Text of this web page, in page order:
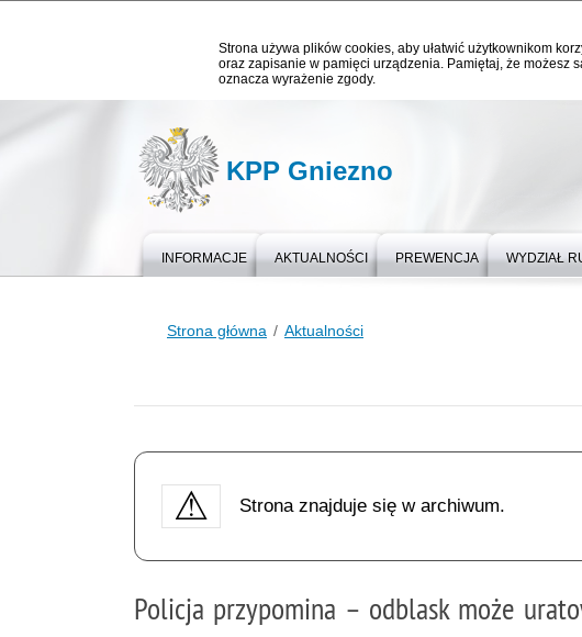
Strona używa plików cookies, aby ułatwić użytkownikom
oraz zapisanie w pamięci urządzenia. Pamiętaj, że możesz
oznacza wyrażenie zgody.
KPP Gniezno
INFORMACJE AKTUALNOŚCI PREWENCJA WYDZIAŁ
Strona główna Aktualności
Strona znajduje się w archiwum.
Policja przypomina – odblask może